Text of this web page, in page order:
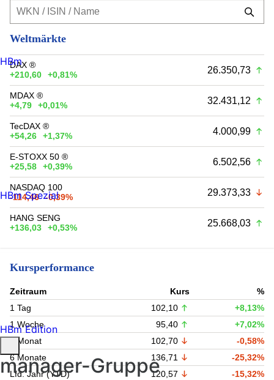
Weltmärkte
DAX ®
+210,60
+0,81% 26.350,73
MDAX ®
+4,79
+0,01% 32.431,12
TecDAX ®
+54,26
+1,37% 4.000,99
E-STOXX 50 ®
+25,58
+0,39% 6.502,56
NASDAQ 100
-114,46
-0,39% 29.373,33
HANG SENG
+136,03
+0,53% 25.668,03
Kursperformance
Zeitraum Kurs
%
1 Tag
102,10
+8,13%
1 Woche
95,40
+7,02%
1 Monat
102,70
-0,58%
6 Monate
136,71
-25,32%
Lfd. Jahr (YTD)
120,57
-15,32%
HBm
HBm Spezial
HBm Edition
manager-Gruppe